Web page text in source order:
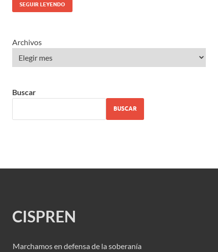
SEGUIR LEYENDO
Archivos
Buscar
BUSCAR
CISPREN
Marchamos en defensa de la soberanía